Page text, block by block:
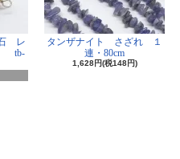
レ
tb-
タンザナイト さざれ １
連・80cm
1,628円(税148円)